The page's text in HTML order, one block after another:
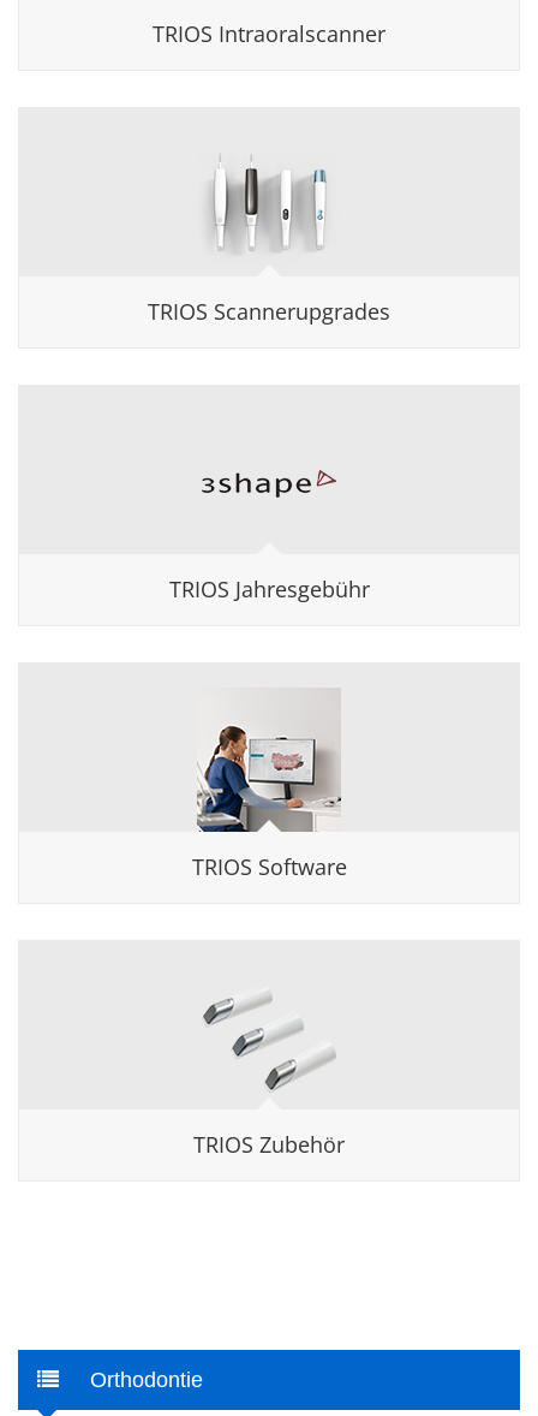
TRIOS Intraoralscanner
TRIOS Scannerupgrades
TRIOS Jahresgebühr
TRIOS Software
TRIOS Zubehör
Orthodontie